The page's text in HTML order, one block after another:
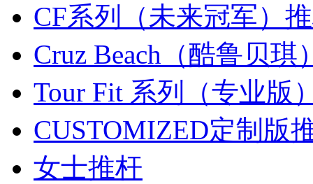
CF系列（未来冠军）
Cruz Beach（酷鲁贝琪
Tour Fit 系列（专业版
CUSTOMIZED定制版
女士推杆